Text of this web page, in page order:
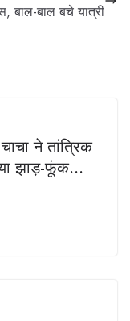
बाल-बाल बचे यात्री
ने तांत्रिक
झाड़-फूंक…